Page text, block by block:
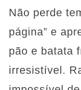
Não perde
página” e
pão e batata
irresistível.